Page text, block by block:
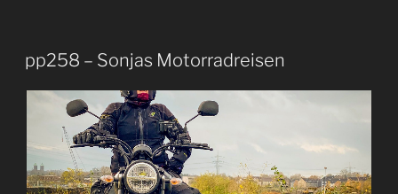
pp258 – Sonjas Motorradreisen